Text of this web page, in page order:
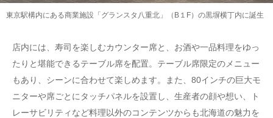
東京駅構内にある商業施設「グランスタ八重北」（B１F）の黒塀横丁内に誕生
店内には、寿司を楽しむカウンター席と、お酒や一品料理をゆっ
たりと堪能できるテーブル席を配置。テーブル席限定のメニュー
もあり、シーンに合わせて楽しめます。また、80インチの巨大モ
ニターや席ごとにタッチパネルを設置し、生産者の顔や想い、ト
レーサビリティなど料理以外のコンテンツからも北海道の魅力を